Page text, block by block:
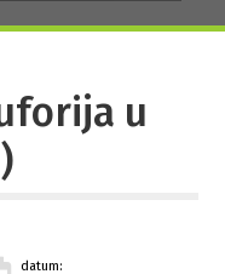
u
datum: